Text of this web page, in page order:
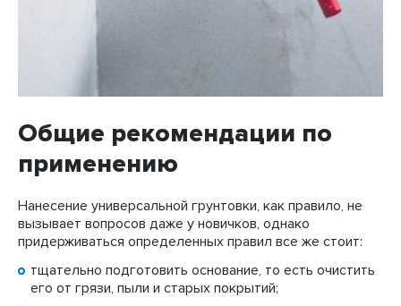
Общие рекомендации по
применению
Нанесение универсальной грунтовки, как правило, не
вызывает вопросов даже у новичков, однако
придерживаться определенных правил все же стоит:
тщательно подготовить основание, то есть очистить
его от грязи, пыли и старых покрытий;